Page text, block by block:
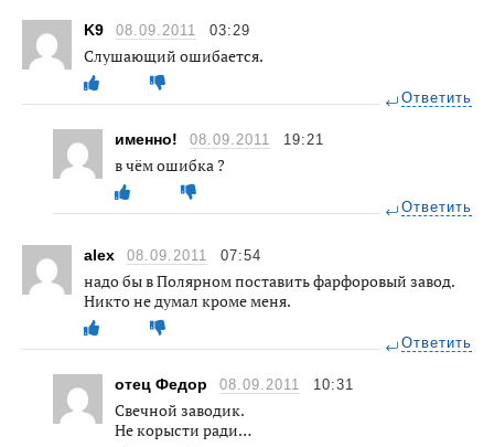
K9 08.09.2011 03:29
Слушающий ошибается.
Ответить
именно! 08.09.2011 19:21
в чём ошибка ?
Ответить
alex 08.09.2011 07:54
надо бы в Полярном поставить фарфоровый завод.
Никто не думал кроме меня.
Ответить
отец Федор 08.09.2011 10:31
Свечной заводик.
Не корысти ради…